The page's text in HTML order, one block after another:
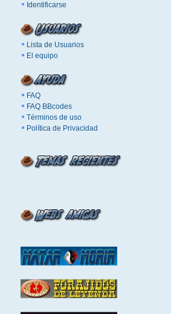
Identificarse
Lista de Usuarios
El equipo
FAQ
FAQ BBcodes
Términos de uso
Política de Privacidad